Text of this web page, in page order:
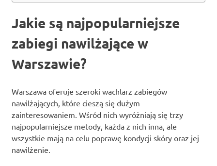
Jakie są najpopularniejsze
zabiegi nawilżające w
Warszawie?
Warszawa oferuje szeroki wachlarz zabiegów
nawilżających, które cieszą się dużym
zainteresowaniem. Wśród nich wyróżniają się trzy
najpopularniejsze metody, każda z nich inna, ale
wszystkie mają na celu poprawę kondycji skóry oraz jej
nawilżenie.